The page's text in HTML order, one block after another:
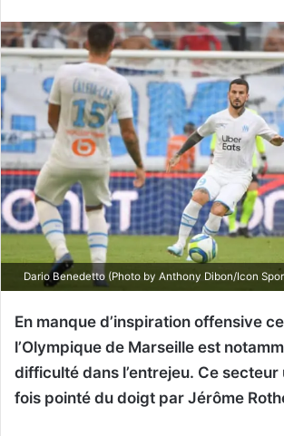
Dario Benedetto (Photo by Anthony Dibon/Icon
En manque d’inspiration offensive
l’Olympique de Marseille est
difficulté dans l’entrejeu. Ce secteur
fois pointé du doigt par Jérôme